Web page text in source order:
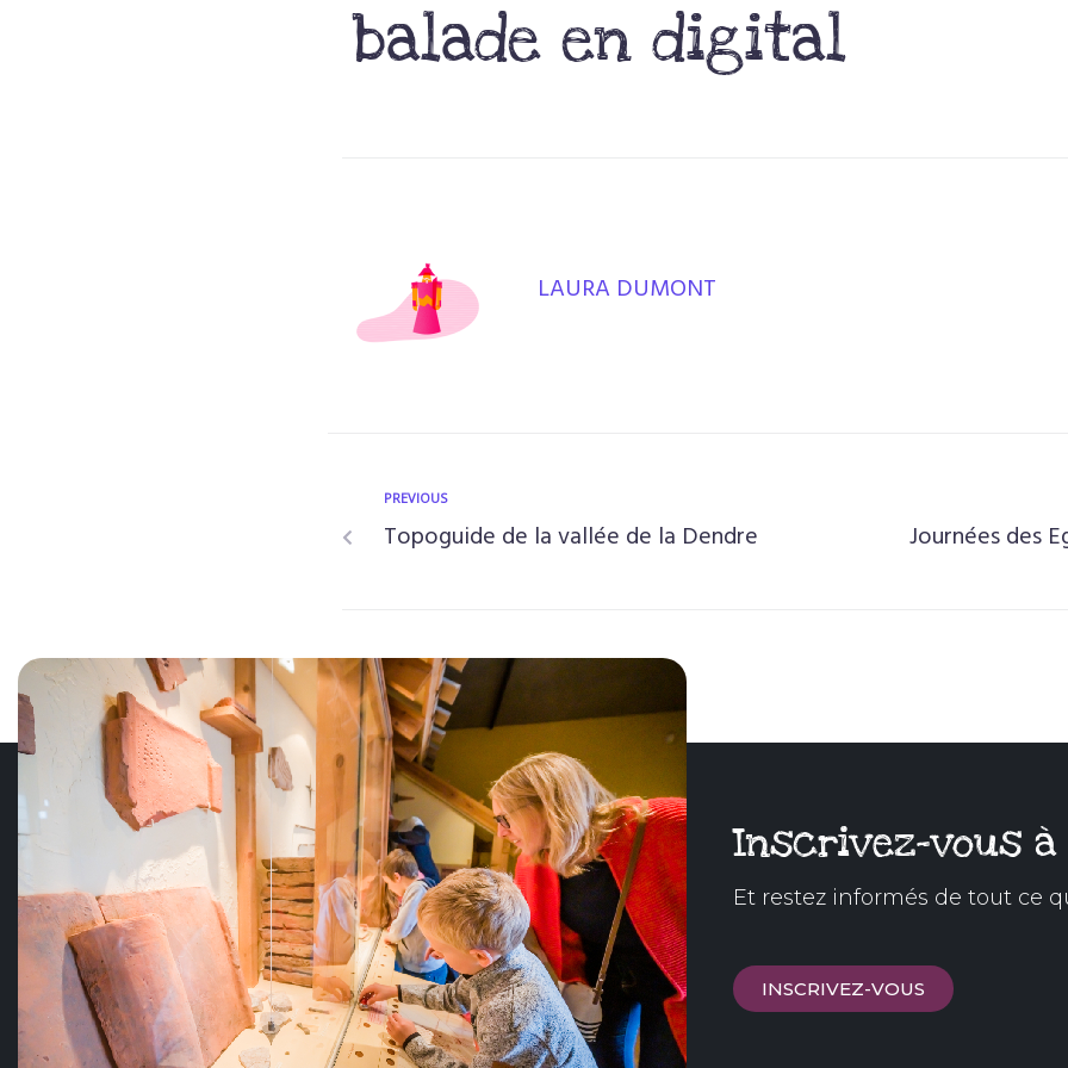
balade en digital
LAURA DUMONT
PREVIOUS
Topoguide de la vallée de la Dendre Journées des
Inscrivez-vous
Et restez informés de tout ce
INSCRIVEZ-VOUS